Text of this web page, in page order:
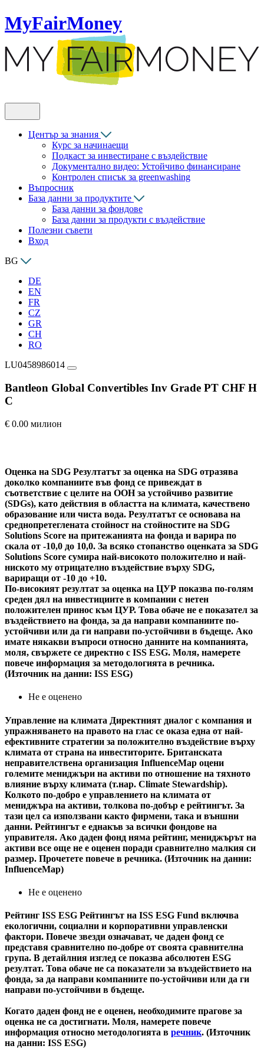
MyFairMoney
Център за знания
Курс за начинаещи
Подкаст за инвестиране с въздействие
Документално видео: Устойчиво финансиране
Контролен списък за greenwashing
Въпросник
База данни за продуктите
База данни за фондове
База данни за продукти с въздействие
Полезни съвети
Вход
BG
DE
EN
FR
CZ
GR
CH
RO
LU0458986014
Bantleon Global Convertibles Inv Grade PT CHF H
C
€ 0.00 милион
Оценка на SDG Резултатът за оценка на SDG отразява
доколко компаниите във фонд се привеждат в
съответствие с целите на ООН за устойчиво развитие
(SDGs), като действия в областта на климата, качествено
образование или чиста вода. Резултатът се основава на
среднопретеглената стойност на стойностите на SDG
Solutions Score на притежанията на фонда и варира по
скала от -10,0 до 10,0. За всяко стопанство оценката за SDG
Solutions Score сумира най-високото положително и най-
ниското му отрицателно въздействие върху SDG,
вариращи от -10 до +10.
По-високият резултат за оценка на ЦУР показва по-голям
среден дял на инвестициите в компании с нетен
положителен принос към ЦУР. Това обаче не е показател за
въздействието на фонда, за да направи компаниите по-
устойчиви или да ги направи по-устойчиви в бъдеще. Ако
имате някакви въпроси относно данните на компанията,
моля, свържете се директно с ISS ESG. Моля, намерете
повече информация за методологията в речника.
(Източник на данни: ISS ESG)
Не е оценено
Управление на климата Директният диалог с компания и
упражняването на правото на глас се оказа една от най-
ефективните стратегии за положително въздействие върху
климата от страна на инвеститорите. Британската
неправителствена организация InfluenceMap оцени
големите мениджъри на активи по отношение на тяхното
влияние върху климата (т.нар. Climate Stewardship).
Колкото по-добро е управлението на климата от
мениджъра на активи, толкова по-добър е рейтингът. За
тази цел са използвани както фирмени, така и външни
данни. Рейтингът е еднакъв за всички фондове на
управителя. Ако даден фонд няма рейтинг, мениджърът на
активи все още не е оценен поради сравнително малкия си
размер. Прочетете повече в речника. (Източник на данни:
InfluenceMap)
Не е оценено
Рейтинг ISS ESG Рейтингът на ISS ESG Fund включва
екологични, социални и корпоративни управленски
фактори. Повече звезди означават, че даден фонд се
представя сравнително по-добре от своята сравнителна
група. В детайлния изглед се показва абсолютен ESG
резултат. Това обаче не са показатели за въздействието на
фонда, за да направи компаниите по-устойчиви или да ги
направи по-устойчиви в бъдеще.
Когато даден фонд не е оценен, необходимите прагове за
оценка не са достигнати. Моля, намерете повече
информация относно методологията в речник. (Източник
на данни: ISS ESG)